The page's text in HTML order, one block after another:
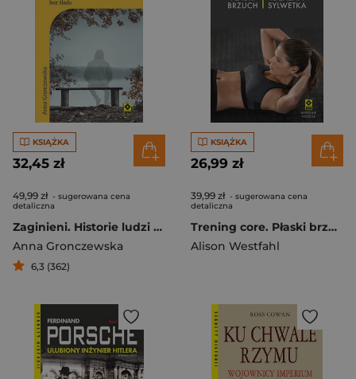
KSIĄŻKA
32,45 zł
49,99 zł - sugerowana cena
detaliczna
Zaginieni. Historie ludzi którzy przepadli bez śladu
Anna Gronczewska
6,3 (362)
KSIĄŻKA
26,99 zł
39,99 zł - sugerowana cena
detaliczna
Trening core. Płaski brzuch idealna sylwetka
Alison Westfahl